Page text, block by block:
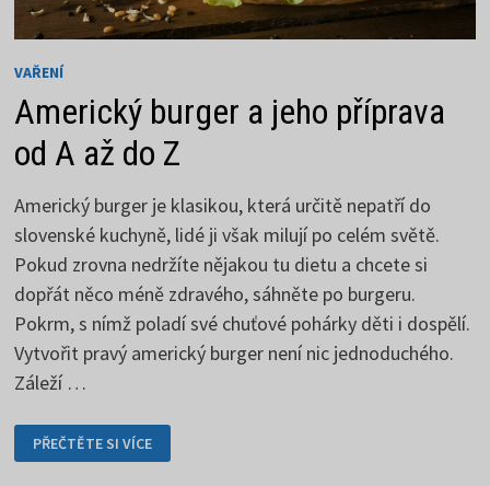
VAŘENÍ
Americký burger a jeho příprava
od A až do Z
Americký burger je klasikou, která určitě nepatří do
slovenské kuchyně, lidé ji však milují po celém světě.
Pokud zrovna nedržíte nějakou tu dietu a chcete si
dopřát něco méně zdravého, sáhněte po burgeru.
Pokrm, s nímž poladí své chuťové pohárky děti i dospělí.
Vytvořit pravý americký burger není nic jednoduchého.
Záleží …
AMERICKÝ
BURGER
A
PŘEČTĚTE SI VÍCE